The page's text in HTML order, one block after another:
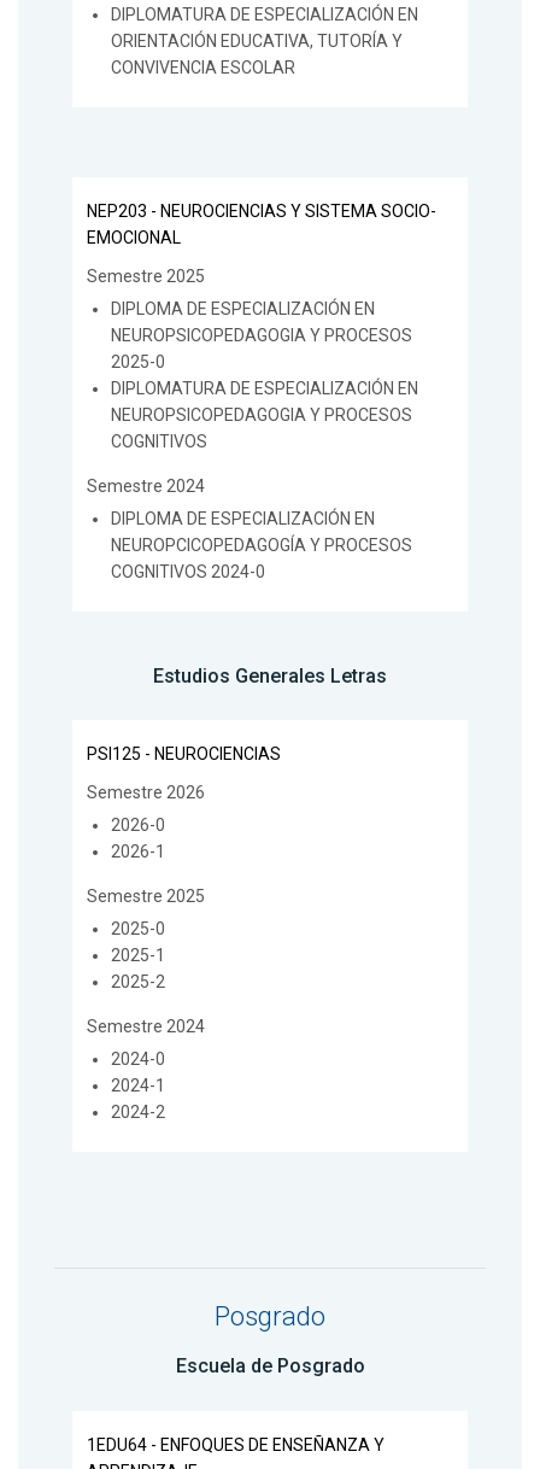
DIPLOMATURA DE ESPECIALIZACIÓN EN
ORIENTACIÓN EDUCATIVA, TUTORÍA Y
CONVIVENCIA ESCOLAR
NEP203 - NEUROCIENCIAS Y SISTEMA SOCIO-
EMOCIONAL
Semestre 2025
DIPLOMA DE ESPECIALIZACIÓN EN
NEUROPSICOPEDAGOGIA Y PROCESOS
2025-0
DIPLOMATURA DE ESPECIALIZACIÓN EN
NEUROPSICOPEDAGOGIA Y PROCESOS
COGNITIVOS
Semestre 2024
DIPLOMA DE ESPECIALIZACIÓN EN
NEUROPCICOPEDAGOGÍA Y PROCESOS
COGNITIVOS 2024-0
Estudios Generales Letras
PSI125 - NEUROCIENCIAS
Semestre 2026
2026-0
2026-1
Semestre 2025
2025-0
2025-1
2025-2
Semestre 2024
2024-0
2024-1
2024-2
Posgrado
Escuela de Posgrado
1EDU64 - ENFOQUES DE ENSEÑANZA Y